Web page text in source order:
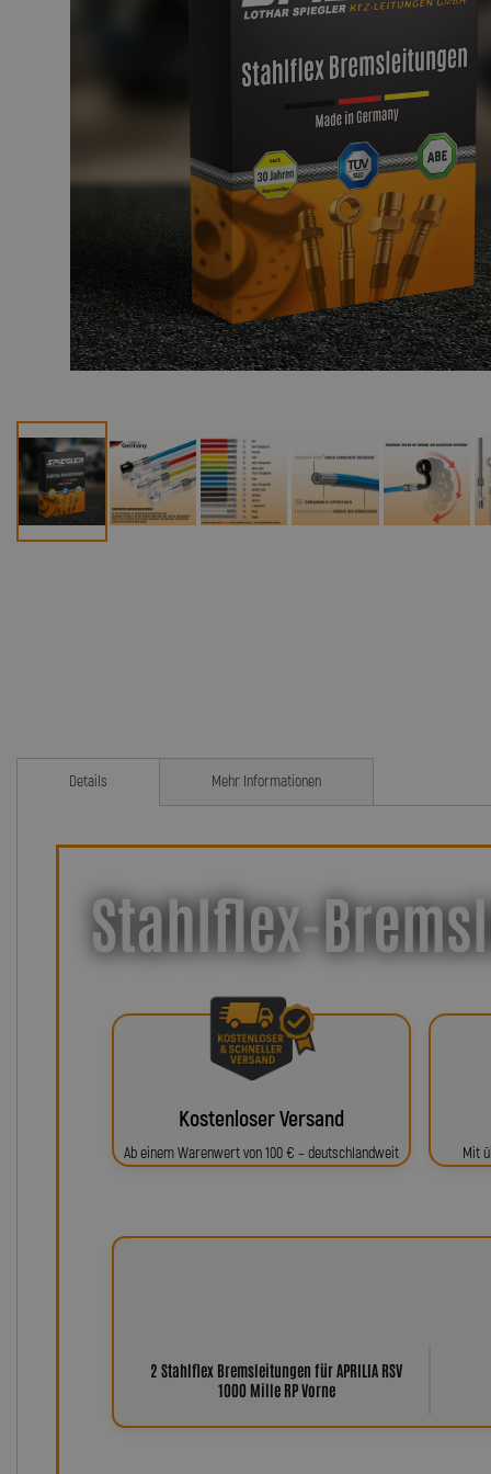
Details
Stahlflex-
Kostenloser Versand
Ab einem Warenwert von 100 € – deutschlandweit Mit
2 Stahlflex Bremsleitungen für APRILIA RSV
1000 Mille RP Vorne
Mehr Informationen